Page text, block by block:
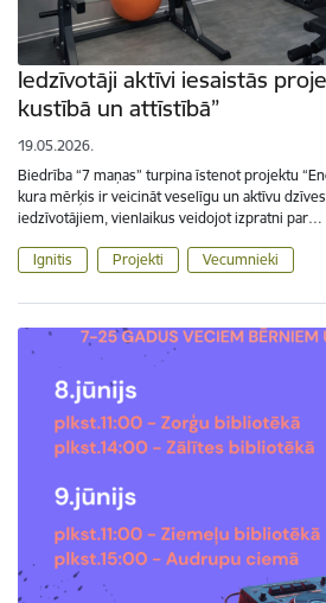
Iedzīvotāji aktīvi iesaistās
kustībā un attīstībā”
19.05.2026.
Biedrība “7 maņas” turpina īstenot projektu
kura mērķis ir veicināt veselīgu un aktīvu
iedzīvotājiem, vienlaikus veidojot izpratni par…
Ignitis Projekti Vecumnieki